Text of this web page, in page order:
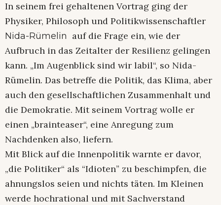
In seinem frei gehaltenen Vortrag ging der
Physiker, Philosoph und Politikwissenschaftler
Nida-Rümelin auf die Frage ein, wie der
Aufbruch in das Zeitalter der Resilienz gelingen
kann. „Im Augenblick sind wir labil“, so Nida-
Rümelin. Das betreffe die Politik, das Klima, aber
auch den gesellschaftlichen Zusammenhalt und
die Demokratie. Mit seinem Vortrag wolle er
einen „brainteaser“, eine Anregung zum
Nachdenken also, liefern.
Mit Blick auf die Innenpolitik warnte er davor,
„die Politiker“ als “Idioten” zu beschimpfen, die
ahnungslos seien und nichts täten. Im Kleinen
werde hochrational und mit Sachverstand